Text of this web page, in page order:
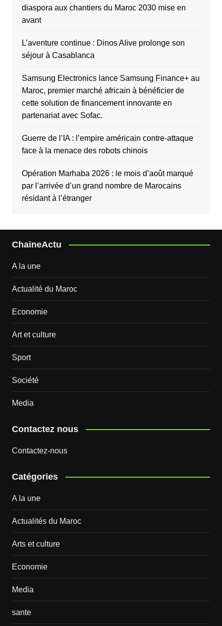
diaspora aux chantiers du Maroc 2030 mise en
avant
L’aventure continue : Dinos Alive prolonge son
séjour à Casablanca
Samsung Electronics lance Samsung Finance+ au
Maroc, premier marché africain à bénéficier de
cette solution de financement innovante en
partenariat avec Sofac.
Guerre de l’IA : l’empire américain contre-attaque
face à la menace des robots chinois
Opération Marhaba 2026 : le mois d’août marqué
par l’arrivée d’un grand nombre de Marocains
résidant à l’étranger
ChaineActu
A la une
Actualité du Maroc
Economie
Art et culture
Sport
Société
Media
Contactez nous
Contactez-nous
Catégories
A la une
Actualités du Maroc
Arts et culture
Economie
Media
sante